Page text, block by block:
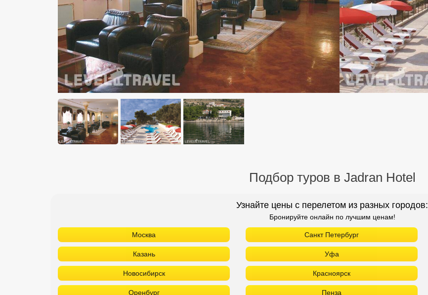
Подбор туров в Jadran Hotel
Узнайте цены с перелетом из разных городов:
Бронируйте онлайн по лучшим ценам!
Москва Санкт Петербург
Казань Уфа
Новосибирск Красноярск
Оренбург Пенза